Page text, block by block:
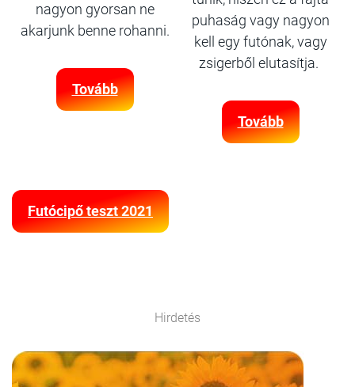
nagyon gyorsan ne
akarjunk benne rohanni.
Tovább
puhaság vagy nagyon
kell egy futónak, vagy
zsigerből elutasítja.
Tovább
Futócipő teszt 2021
Hirdetés